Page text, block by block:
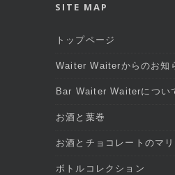
SITE MAP
トップページ
Waiter Waiterからのお知
Bar Waiter Waiterについ
お酒と葉巻
お酒とチョコレートのマ
ボトルコレクション